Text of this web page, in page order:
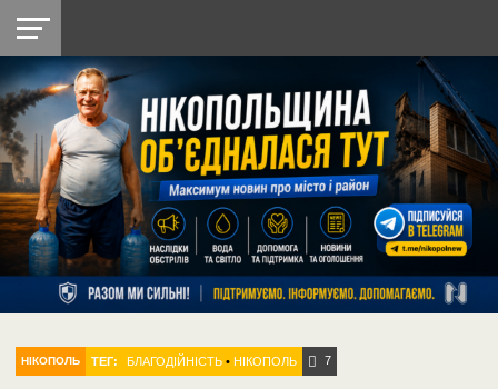
НІКОПОЛЬ
РАЙОН
СІЧЕСЛАВСЬКА
УКРАЇНА
РЕТРО
НІКОПОЛЬ
ЛАЙТ
УКРАЇНА
ДОПОМОГА
РАДІО
НІКОПОЛЬ ТЕГ: БЛАГОДІЙНІСТЬ •НІКОПОЛЬ 7